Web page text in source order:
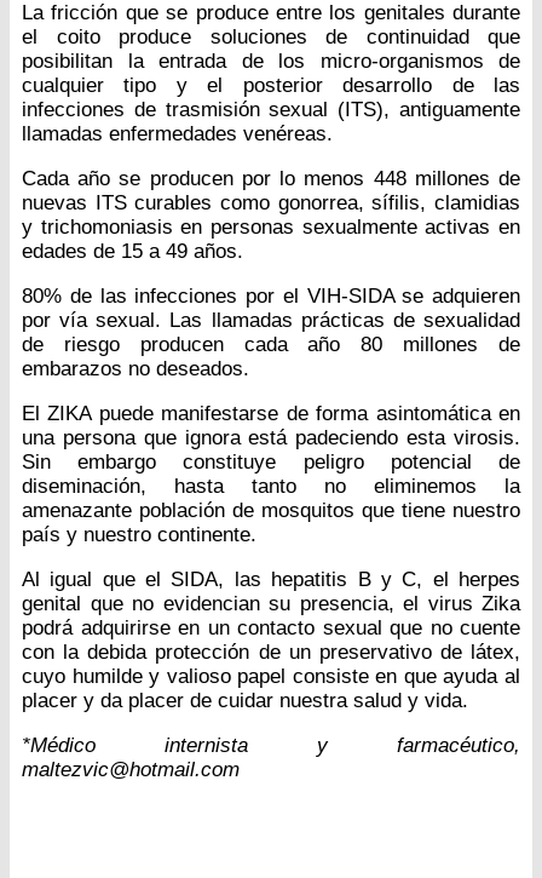
La fricción que se produce entre los genitales durante
el coito produce soluciones de continuidad que
posibilitan la entrada de los micro-organismos de
cualquier tipo y el posterior desarrollo de las
infecciones de trasmisión sexual (ITS), antiguamente
llamadas enfermedades venéreas.
Cada año se producen por lo menos 448 millones de
nuevas ITS curables como gonorrea, sífilis, clamidias
y trichomoniasis en personas sexualmente activas en
edades de 15 a 49 años.
80% de las infecciones por el VIH-SIDA se adquieren
por vía sexual. Las llamadas prácticas de sexualidad
de riesgo producen cada año 80 millones de
embarazos no deseados.
El ZIKA puede manifestarse de forma asintomática en
una persona que ignora está padeciendo esta virosis.
Sin embargo constituye peligro potencial de
diseminación, hasta tanto no eliminemos la
amenazante población de mosquitos que tiene nuestro
país y nuestro continente.
Al igual que el SIDA, las hepatitis B y C, el herpes
genital que no evidencian su presencia, el virus Zika
podrá adquirirse en un contacto sexual que no cuente
con la debida protección de un preservativo de látex,
cuyo humilde y valioso papel consiste en que ayuda al
placer y da placer de cuidar nuestra salud y vida.
*Médico internista y farmacéutico,
maltezvic@hotmail.com